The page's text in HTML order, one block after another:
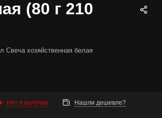
(80 г 210
Свеча хозяйственная белая
Нет в наличии Нашли дешевле?